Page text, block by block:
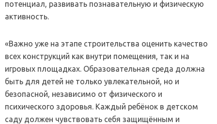
потенциал, развивать познавательную и физическую
активность.
«Важно уже на этапе строительства оценить качество
всех конструкций как внутри помещения, так и на
игровых площадках. Образовательная среда должна
быть для детей не только увлекательной, но и
безопасной, независимо от физического и
психического здоровья. Каждый ребёнок в детском
саду должен чувствовать себя защищённым и